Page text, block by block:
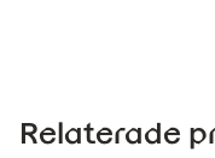
Relaterade